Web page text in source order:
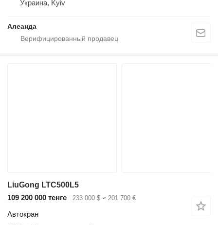
Украина, Kyiv
Алеанда
LiuGong LTC500L5
109 200 000 тенге
233 000 $ ≈ 201 700 €
Автокран